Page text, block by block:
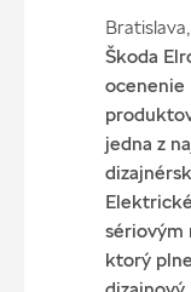
Škoda
ocenenie
jedna z
sériovým
ktorý